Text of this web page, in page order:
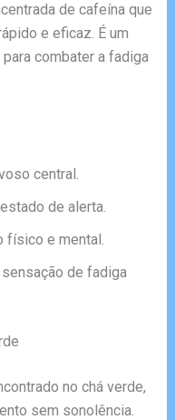
de cafeína que
e eficaz. É um
combater a fadiga
central.
de alerta.
físico e mental.
de fadiga
no chá verde,
sem sonolência.